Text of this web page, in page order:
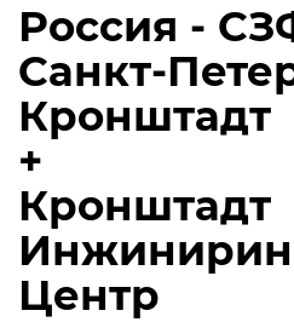
Россия -
Санкт-
Кронштадт
+
Кронштадт
Центр